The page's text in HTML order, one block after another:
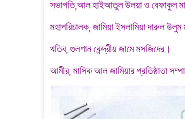
সভাপতি,আল হাইআতুল উলয়াও বেফাকুল
মহাপরিচালক, জামিয়া ইসলামিয়া দারুল উলুম
খতিব, গুলশান কেন্দ্রীয় জামে মসজিদের।
আমীর, মাসিক আল জামিয়ার প্রতিষ্ঠাতা